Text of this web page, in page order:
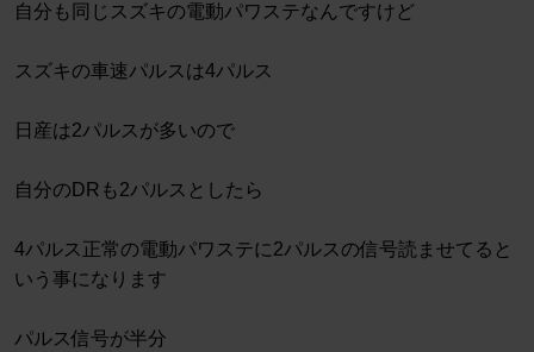
自分も同じスズキの電動パワステなんですけど
スズキの車速パルスは4パルス
日産は2パルスが多いので
自分のDRも2パルスとしたら
4パルス正常の電動パワステに2パルスの信号読ませてると
いう事になります
パルス信号が半分